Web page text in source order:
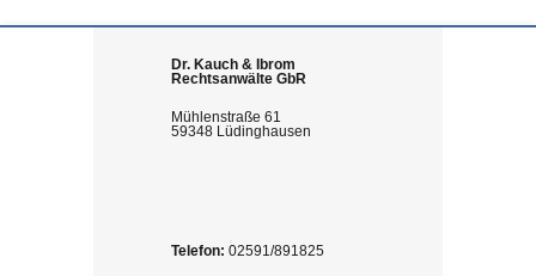
Dr. Kauch & Ibrom
Rechtsanwälte GbR
Mühlenstraße 61
59348 Lüdinghausen
Telefon: 02591/891825